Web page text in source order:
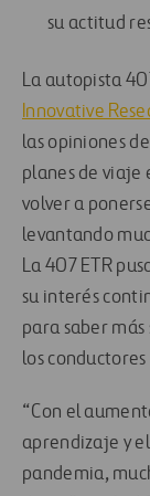
su actitud
La autopista
Innovative
las opiniones
planes de viaje
volver a
levantando
La 407 ETR
su interés
para saber
los
“Con el
aprendizaje y
pandemia,